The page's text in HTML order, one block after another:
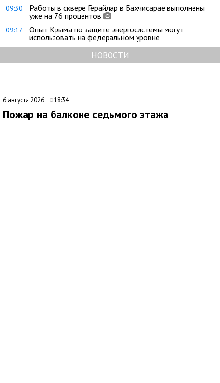
09:30
Работы в сквере Герайлар в Бахчисарае выполнены
уже на 76 процентов
09:17
Опыт Крыма по защите энергосистемы могут
использовать на федеральном уровне
НОВОСТИ
6 августа 2026 18:34
Пожар на балконе седьмого этажа